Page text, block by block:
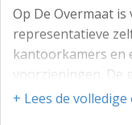
Op De Overmaat
representatieve
kantoorkamers en
voorzieningen.
gedeeld met
+ Lees de